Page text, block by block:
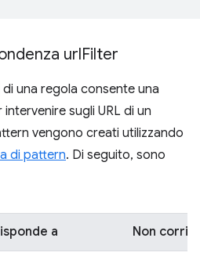
urlFilter
di una regola consente una
intervenire sugli URL di un
vengono creati utilizzando
di pattern. Di seguito, sono
a Non